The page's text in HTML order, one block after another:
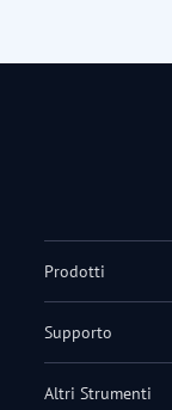
Prodotti
Supporto
Altri Strumenti